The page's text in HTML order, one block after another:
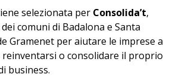
selezionata per Consolida’t,
comuni di Badalona e Santa
Gramenet per aiutare le imprese a
reinventarsi o consolidare il proprio
business.